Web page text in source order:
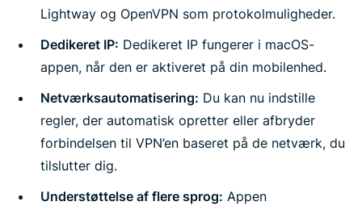
Lightway og OpenVPN som protokolmuligheder.
Dedikeret IP: Dedikeret IP fungerer i macOS-
appen, når den er aktiveret på din mobilenhed.
Netværksautomatisering: Du kan nu indstille
regler, der automatisk opretter eller afbryder
forbindelsen til VPN’en baseret på de netværk, du
tilslutter dig.
Understøttelse af flere sprog: Appen